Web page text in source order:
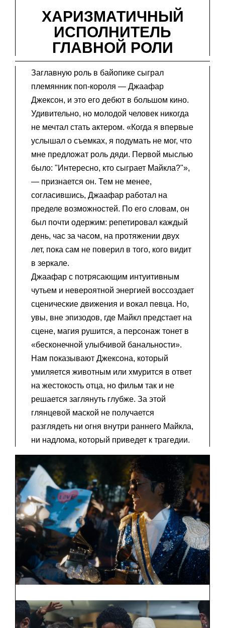
ХАРИЗМАТИЧНЫЙ
ИСПОЛНИТЕЛЬ
ГЛАВНОЙ РОЛИ
Заглавную роль в байопике сыграл
племянник поп-короля — Джаафар
Джексон, и это его дебют в большом кино.
Удивительно, но молодой человек никогда
не мечтал стать актером. «Когда я впервые
услышал о съемках, я подумать не мог, что
мне предложат роль дяди. Первой мыслью
было: "Интересно, кто сыграет Майкла?"»,
— признается он. Тем не менее,
согласившись, Джаафар работал на
пределе возможностей. По его словам, он
был почти одержим: репетировал каждый
день, час за часом, на протяжении двух
лет, пока сам не поверил в того, кого видит
в зеркале.
Джаафар с потрясающим интуитивным
чутьем и невероятной энергией воссоздает
сценические движения и вокал певца. Но,
увы, вне эпизодов, где Майкл предстает на
сцене, магия рушится, а персонаж тонет в
«бесконечной улыбчивой банальности».
Нам показывают Джексона, который
умиляется животным или хмурится в ответ
на жестокость отца, но фильм так и не
решается заглянуть глубже. За этой
глянцевой маской не получается
разглядеть ни огня внутри раннего Майкла,
ни надлома, который приведет к трагедии.